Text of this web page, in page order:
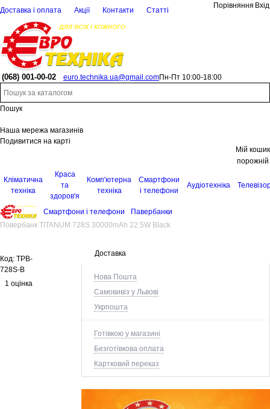
Доставка і оплата Акції Контакти Статті
Порівняння Вхід
(068) 001-00-02 euro.technika.ua@gmail.comПн-Пт 10:00-18:00
Пошук
Наша мережа магазинів
Подивитися на карті
Мій кошик
порожній
Кліматична
техніка
Краса
та
здоров'я
Комп'ютерна
техніка
Смартфони
і телефони
Аудіотехніка
Смартфони і телефони
Павербанки
Повербанк TITANUM 728S 30000mAh 22.5W Black
Доставка
Нова Пошта
Самовивіз у Львові
Укрпошта
Готівкою у магазині
Безготівкова оплата
Картковий переказ
Код: TPB-
728S-B
1 оцінка